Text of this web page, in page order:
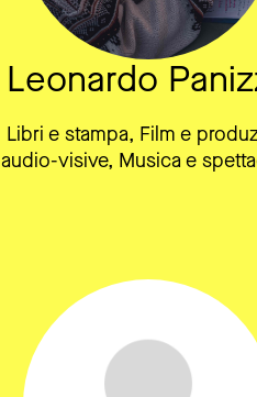
Leonardo
Libri e stampa, Film e
audio-visive, Musica e